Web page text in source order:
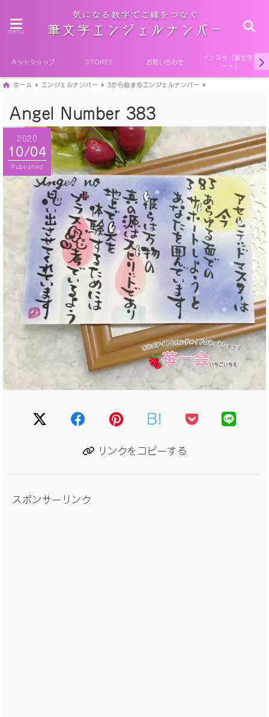
menu
ネットショップ STORES お問い合わせ
インスタ『筆文字ア
ート』
ホーム エンジェルナンバー 3から始まるエンジェルナンバー
Angel Number 383
2020
10/04
Published
B!
リンクをコピーする
スポンサーリンク